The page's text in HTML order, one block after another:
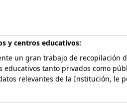
y centros educativos:
un gran trabajo de recopilación
educativos tanto privados como
relevantes de la Institución, le